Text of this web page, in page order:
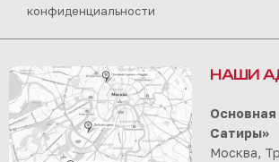
конфиденциальности
НАШИ
Сатиры»
Москва,